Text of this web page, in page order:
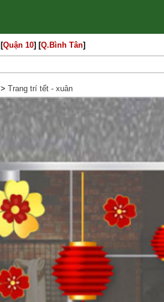
[Quận 10] [Q.Bình Tân]
> Trang trí tết - xuân